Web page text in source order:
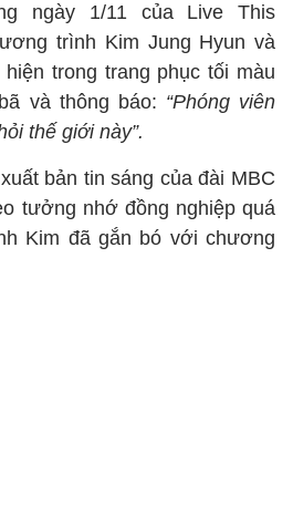
ngày 1/11 của Live This
trình Kim Jung Hyun và
trong trang phục tối màu
và thông báo: “Phóng viên
thế giới này”.
bản tin sáng của đài MBC
tưởng nhớ đồng nghiệp quá
Kim đã gắn bó với chương